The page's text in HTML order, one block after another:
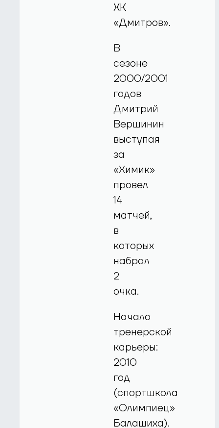
ХК
«Дмитров».
В
сезоне
2000/2001
годов
Дмитрий
Вершинин
выступая
за
«Химик»
провел
14
матчей,
в
которых
набрал
2
очка.
Начало
тренерской
карьеры:
2010
год
(спортшкола
«Олимпиец»
Балашиха).